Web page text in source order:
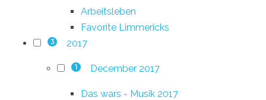
Arbeitsleben
Favorite Limmericks
3 2017
1 December 2017
Das wars - Musik 2017